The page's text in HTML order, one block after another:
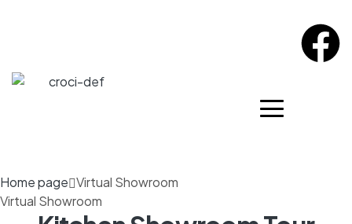
Home page Virtual Showroom
Virtual Showroom